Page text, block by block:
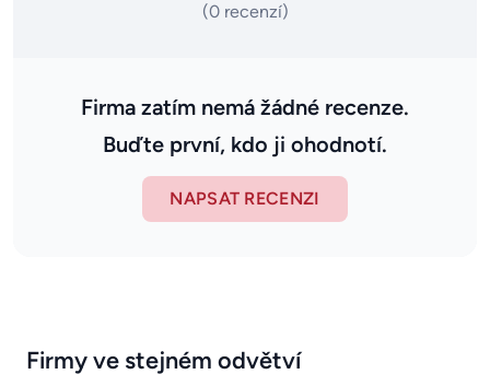
(0 recenzí)
Firma zatím nemá žádné recenze.
Buďte první, kdo ji ohodnotí.
NAPSAT RECENZI
Firmy ve stejném odvětví